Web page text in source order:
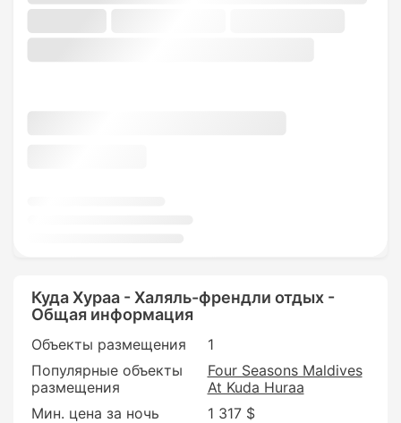
Куда Хураа - Халяль-френдли отдых -
Общая информация
Объекты размещения
1
Популярные объекты
размещения
Four Seasons Maldives
At Kuda Huraa
Мин. цена за ночь
1 317 $